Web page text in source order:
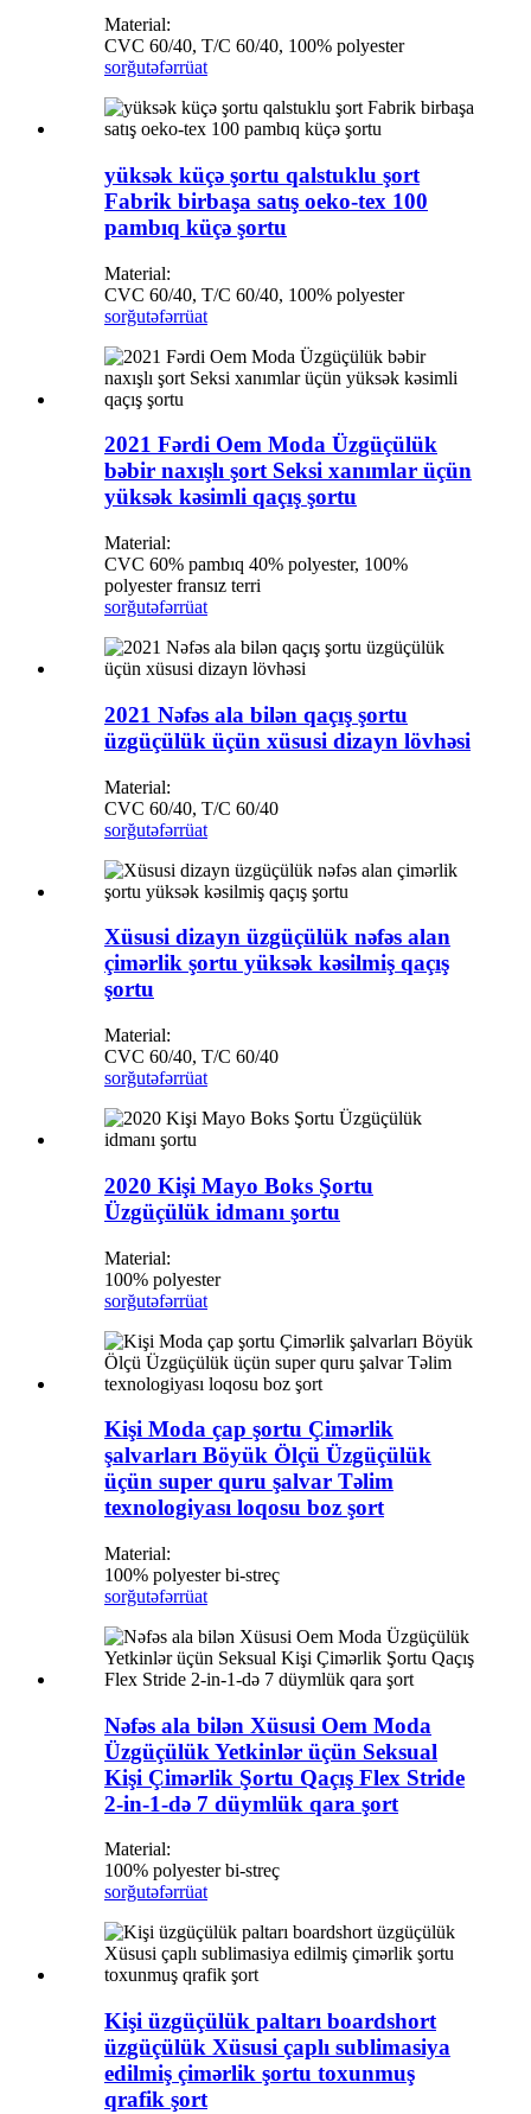
Material:
CVC 60/40, T/C 60/40, 100% polyester
sorğutəfərrüat
yüksək küçə şortu qalstuklu şort
Fabrik birbaşa satış oeko-tex 100
pambıq küçə şortu
Material:
CVC 60/40, T/C 60/40, 100% polyester
sorğutəfərrüat
2021 Fərdi Oem Moda Üzgüçülük
bəbir naxışlı şort Seksi xanımlar üçün
yüksək kəsimli qaçış şortu
Material:
CVC 60% pambıq 40% polyester, 100%
polyester fransız terri
sorğutəfərrüat
2021 Nəfəs ala bilən qaçış şortu
üzgüçülük üçün xüsusi dizayn lövhəsi
Material:
CVC 60/40, T/C 60/40
sorğutəfərrüat
Xüsusi dizayn üzgüçülük nəfəs alan
çimərlik şortu yüksək kəsilmiş qaçış
şortu
Material:
CVC 60/40, T/C 60/40
sorğutəfərrüat
2020 Kişi Mayo Boks Şortu
Üzgüçülük idmanı şortu
Material:
100% polyester
sorğutəfərrüat
Kişi Moda çap şortu Çimərlik
şalvarları Böyük Ölçü Üzgüçülük
üçün super quru şalvar Təlim
texnologiyası loqosu boz şort
Material:
100% polyester bi-streç
sorğutəfərrüat
Nəfəs ala bilən Xüsusi Oem Moda
Üzgüçülük Yetkinlər üçün Seksual
Kişi Çimərlik Şortu Qaçış Flex Stride
2-in-1-də 7 düymlük qara şort
Material:
100% polyester bi-streç
sorğutəfərrüat
Kişi üzgüçülük paltarı boardshort
üzgüçülük Xüsusi çaplı sublimasiya
edilmiş çimərlik şortu toxunmuş
qrafik şort